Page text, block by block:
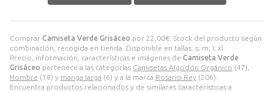
Comprar Camiseta Verde Grisáceo por 22,00€ . Stock del producto según
combinación, recogida en tienda. Disponible en tallas: s; m; l; xl.
Precio, información, características e imágenes de Camiseta Verde
Grisáceo pertenece a las categorías Camisetas Algodón Orgánico (47),
Hombre (18) y manga larga (6) y a la marca Rosario Rey (206).
Encuentra productos relacionados y de similares características a